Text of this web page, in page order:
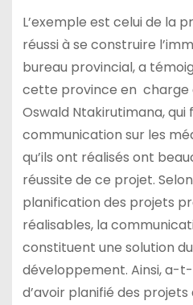
L’exemple est celui de la
réussi à se construire
bureau provincial, a
cette province en charge
Oswald Ntakirutimana, qui
communication sur les
qu’ils ont réalisés ont
réussite de ce projet.
planification des projets
réalisables, la
constituent une solution
développement. Ainsi, a-
d’avoir planifié des